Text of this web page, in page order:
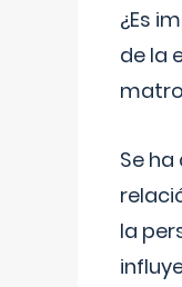
¿Es
de la
Se
la